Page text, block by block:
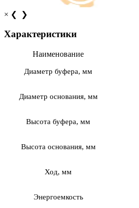
× ❮ ❯
Характеристики
Наименование
Диаметр буфера, мм
Диаметр основания, мм
Высота буфера, мм
Высота основания, мм
Ход, мм
Энергоемкость